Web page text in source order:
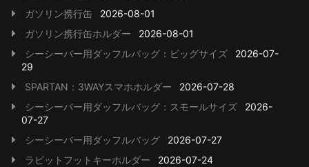
ガソリン携行缶
2026-08-01
ガソリン携行缶ホルダー
2026-08-01
シーシーバー用ダッフルバッグ：ビッグサイズ
2026-07-
29
SPARTAN：3WAYスマホホルダー
2026-07-28
シーシーバー用ダッフルバッグ：スモールサイズ
2026-
07-27
シーシーバー用ダッフルバッグ
2026-07-27
ラビットフットキーホルダー
2026-07-24